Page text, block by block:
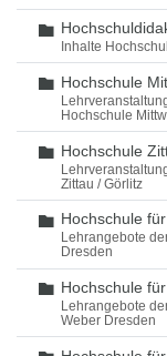
Ordner
Inhalte
Ordner
Hochschule
Hochschule
Ordner
Hochschule
Zittau / Görlitz
Ordner
Hochschule
Lehrangebote
Dresden
Ordner
Hochschule
Lehrangebote
Weber Dresden